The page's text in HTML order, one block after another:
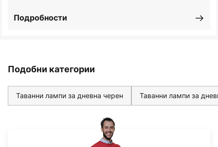
Подробности
Подобни категории
Таванни лампи за дневна черен Таванни лампи за